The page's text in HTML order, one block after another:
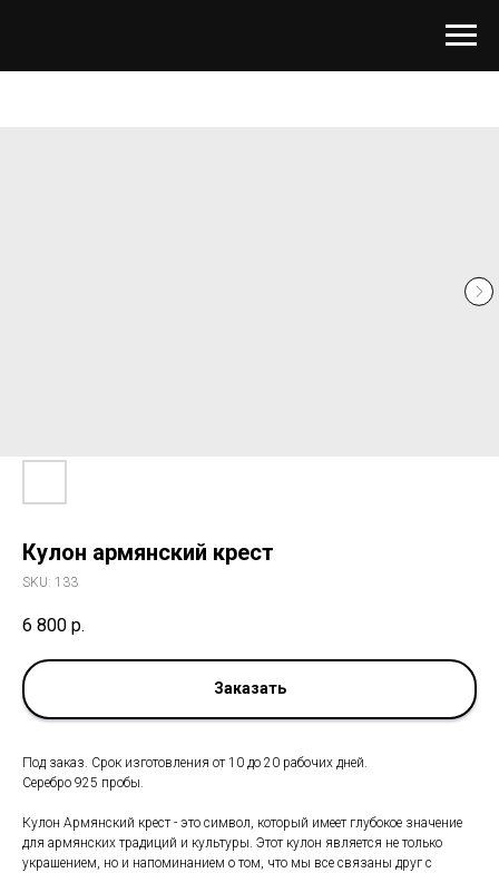
Кулон армянский крест
SKU: 133
6 800 р.
Заказать
Под заказ. Срок изготовления от 10 до 20 рабочих дней.
Серебро 925 пробы.
Кулон Армянский крест - это символ, который имеет глубокое значение
для армянских традиций и культуры. Этот кулон является не только
украшением, но и напоминанием о том, что мы все связаны друг с